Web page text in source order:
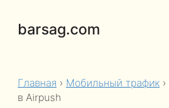
содержимому
barsag.com
Главная › Мобильный трафик ›
в Airpush